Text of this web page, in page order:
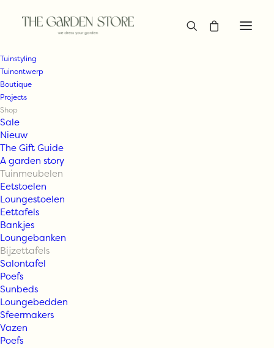
Tuinstyling
Tuinontwerp
Boutique
Projects
Shop
Sale
Nieuw
The Gift Guide
A garden story
Tuinmeubelen
Eetstoelen
Loungestoelen
Eettafels
Bankjes
Loungebanken
Bijzettafels
Salontafel
Poefs
Sunbeds
Loungebedden
Sfeermakers
Vazen
Poefs